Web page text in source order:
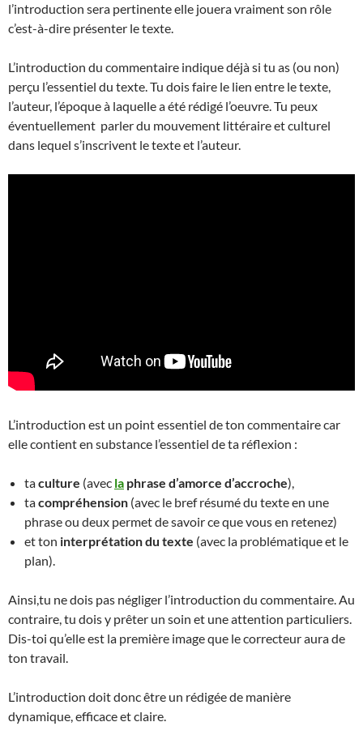
l’introduction sera pertinente elle jouera vraiment son rôle
c’est-à-dire présenter le texte.
L’introduction du commentaire indique déjà si tu as (ou non)
perçu l’essentiel du texte. Tu dois faire le lien entre le texte,
l’auteur, l’époque à laquelle a été rédigé l’oeuvre. Tu peux
éventuellement parler du mouvement littéraire et culturel
dans lequel s’inscrivent le texte et l’auteur.
L’introduction est un point essentiel de ton commentaire car
elle contient en substance l’essentiel de ta réflexion :
taculture (avec la phrase d’amorce d’accroche),
tacompréhension (avec le bref résumé du texte en une
phrase ou deux permet de savoir ce que vous en retenez)
et ton interprétation du texte (avec la problématique et le
plan).
Ainsi,tu ne dois pas négliger l’introduction du commentaire. Au
contraire, tu dois y prêter un soin et une attention particuliers.
Dis-toi qu’elle est la première image que le correcteur aura de
ton travail.
L’introduction doit donc être un rédigée de manière
dynamique, efficace et claire.